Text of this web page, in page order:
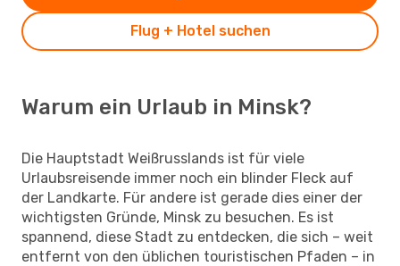
Flug + Hotel suchen
Warum ein Urlaub in Minsk?
Die Hauptstadt Weißrusslands ist für viele
Urlaubsreisende immer noch ein blinder Fleck auf
der Landkarte. Für andere ist gerade dies einer der
wichtigsten Gründe, Minsk zu besuchen. Es ist
spannend, diese Stadt zu entdecken, die sich – weit
entfernt von den üblichen touristischen Pfaden – in